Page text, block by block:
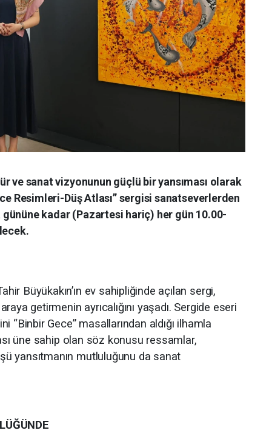
ve sanat vizyonunun güçlü bir yansıması olarak
Resimleri-Düş Atlası” sergisi sanatseverlerden
kadar (Pazartesi hariç) her gün 10.00-
Büyükakın’ın ev sahipliğinde açılan sergi,
getirmenin ayrıcalığını yaşadı. Sergide eseri
“Binbir Gece” masallarından aldığı ilhamla
üne sahip olan söz konusu ressamlar,
yansıtmanın mutluluğunu da sanat